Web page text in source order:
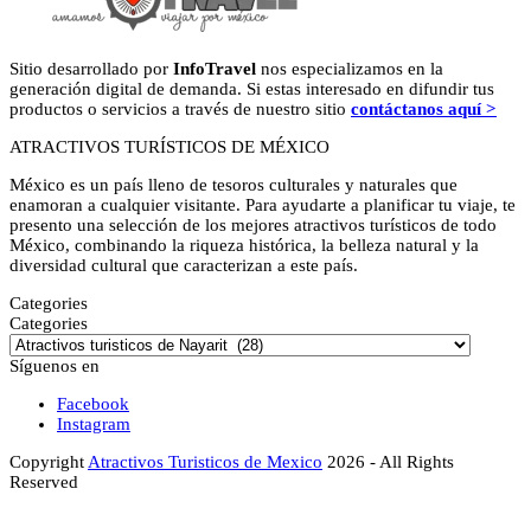
Sitio desarrollado por InfoTravel nos especializamos en la
generación digital de demanda. Si estas interesado en difundir tus
productos o servicios a través de nuestro sitio contáctanos aquí >
ATRACTIVOS TURÍSTICOS DE MÉXICO
México es un país lleno de tesoros culturales y naturales que
enamoran a cualquier visitante. Para ayudarte a planificar tu viaje, te
presento una selección de los mejores atractivos turísticos de todo
México, combinando la riqueza histórica, la belleza natural y la
diversidad cultural que caracterizan a este país.
Categories
Categories
Síguenos en
Facebook
Instagram
Copyright Atractivos Turisticos de Mexico 2026 - All Rights
Reserved